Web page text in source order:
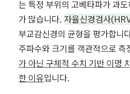
는 특정 부위의 고베타파가 과
가 많습니다. 자율신경검사
부교감신경의 균형을 평가합니
주파수와 크기를 객관적으로 측
가 아닌 구체적 수치 기반 이명
한 이유입니다.